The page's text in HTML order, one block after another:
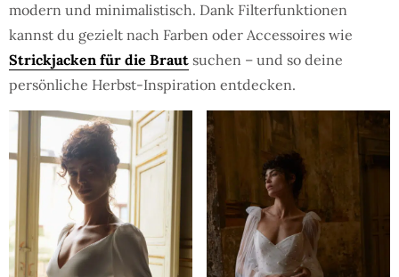
modern und minimalistisch. Dank Filterfunktionen
kannst du gezielt nach Farben oder Accessoires wie
Strickjacken für die Braut suchen – und so deine
persönliche Herbst-Inspiration entdecken.